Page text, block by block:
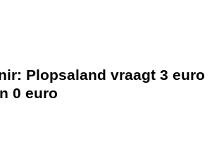
Plopsaland vraagt 3 euro
0 euro